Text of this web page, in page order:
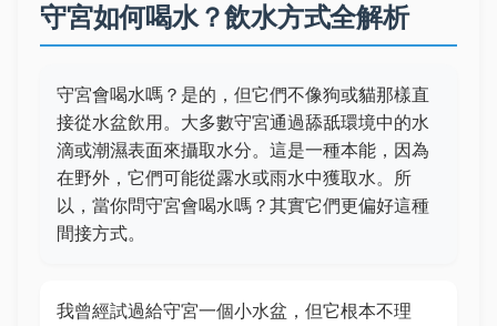
守宮如何喝水？飲水方式全解析
守宮會喝水嗎？是的，但它們不像狗或貓那樣直
接從水盆飲用。大多數守宮通過舔舐環境中的水
滴或潮濕表面來攝取水分。這是一種本能，因為
在野外，它們可能從露水或雨水中獲取水。所
以，當你問守宮會喝水嗎？其實它們更偏好這種
間接方式。
我曾經試過給守宮一個小水盆，但它根本不理